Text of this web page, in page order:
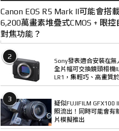
Canon EOS R5 Mark II可能會搭
6,200萬畫素堆疊式CMOS + 眼控
對焦功能？
2
Sony發表適合安裝在無
全片幅可交換鏡頭相機
LR1，集輕巧、高畫質
3
疑似FUJIFILM GFX100
照流出！同時可能會有
片模擬推出